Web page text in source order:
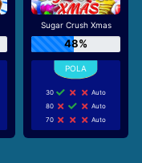
Sugar Crush Xmas
48%
30
Auto
80
Auto
70
Auto